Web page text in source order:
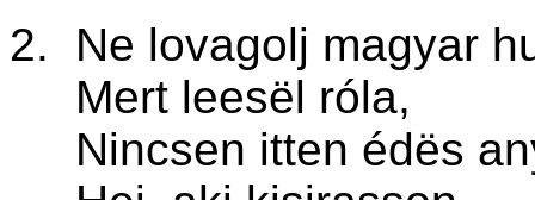
2. Ne lovagolj magyar
Mert leesël róla,
Nincsen itten édës